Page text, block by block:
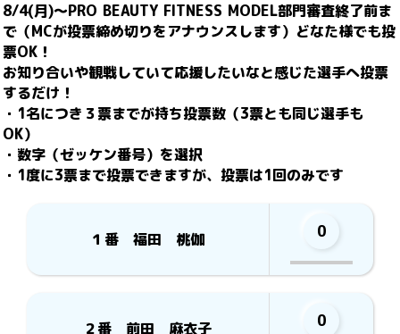
8/4(月)～PRO BEAUTY FITNESS MODEL部門審査終了前ま
で（MCが投票締め切りをアナウンスします）どなた様でも投
票OK！
お知り合いや観戦していて応援したいなと感じた選手へ投票
するだけ！
・1名につき３票までが持ち投票数（3票とも同じ選手も
OK）
・数字（ゼッケン番号）を選択
・1度に3票まで投票できますが、投票は1回のみです
１番 福田 桃伽 0
２番 前田 麻衣子 0